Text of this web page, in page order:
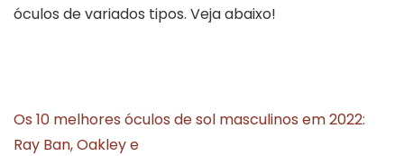
óculos de variados tipos. Veja abaixo!
Os 10 melhores óculos de sol masculinos em 2022:
Ray Ban, Oakley e